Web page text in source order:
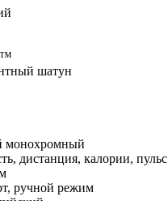
шатун
монохромный
дистанция, калории, пульс
ручной режим